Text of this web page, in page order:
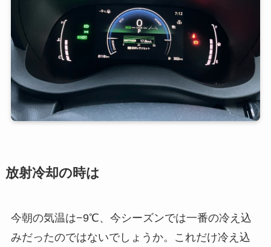
放射冷却の時は
今朝の気温は−9℃、今シーズンでは一番の冷え込
みだったのではないでしょうか。これだけ冷え込